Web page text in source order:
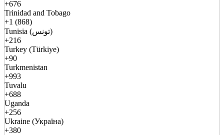
+676
Trinidad and Tobago
+1 (868)
Tunisia (تونس)
+216
Turkey (Türkiye)
+90
Turkmenistan
+993
Tuvalu
+688
Uganda
+256
Ukraine (Україна)
+380